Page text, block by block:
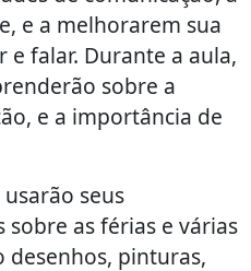
e a melhorarem sua
e falar. Durante a aula,
sobre a
e a importância de
seus
as férias e várias
pinturas,